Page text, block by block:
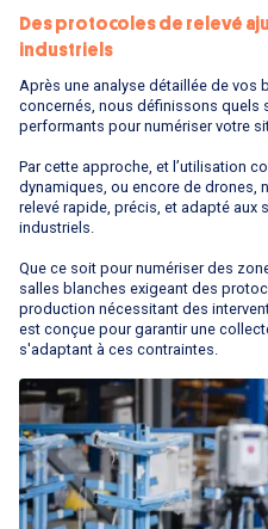
Des protocoles de relevé
industriels
Après une analyse détaillée de vos
concernés, nous définissons quels
performants pour numériser votre
Par cette approche, et l’utilisation
dynamiques, ou encore de drones,
relevé rapide, précis, et adapté
industriels.
Que ce soit pour numériser des
salles blanches exigeant des
production nécessitant des
est conçue pour garantir une
s'adaptant à ces contraintes.